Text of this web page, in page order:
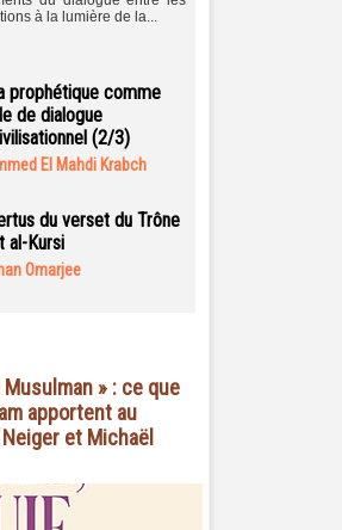
à la lumière de la...
prophétique comme
de dialogue
(2/3)
El Mahdi Krabch
du verset du Trône
al-Kursi
Omarjee
» : ce que
apportent au
et Michaël